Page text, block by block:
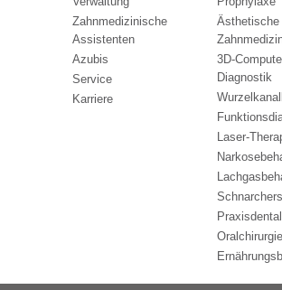
Zahnmedizinische
Assistenten
Azubis
Service
Karriere
Ästhetische
3D-
Diagnostik
Laser-
Oralchirurgie